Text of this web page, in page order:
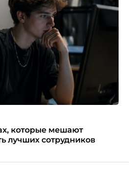
которые мешают
лучших сотрудников